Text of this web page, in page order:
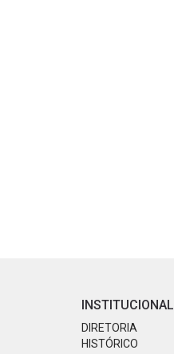
INSTITUCIONAL
DIRETORIA
HISTÓRICO